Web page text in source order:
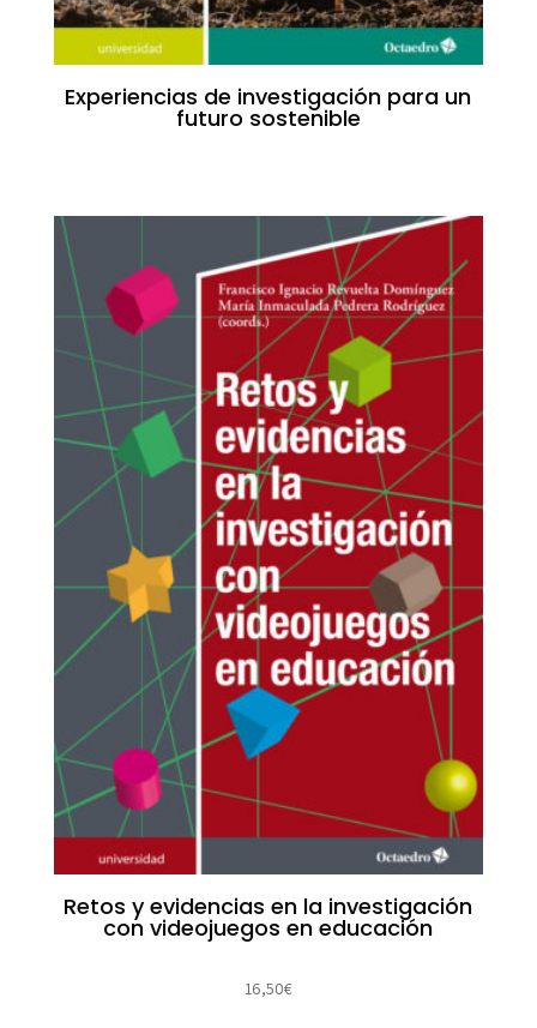
Experiencias de investigación para un
futuro sostenible
Retos y evidencias en la investigación
con videojuegos en educación
16,50€